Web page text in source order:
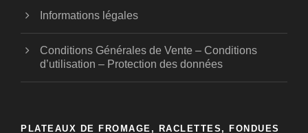
Informations légales
Conditions Générales de Vente – Conditions
d’utilisation – Protection des données
PLATEAUX DE FROMAGE, RACLETTES, FONDUES